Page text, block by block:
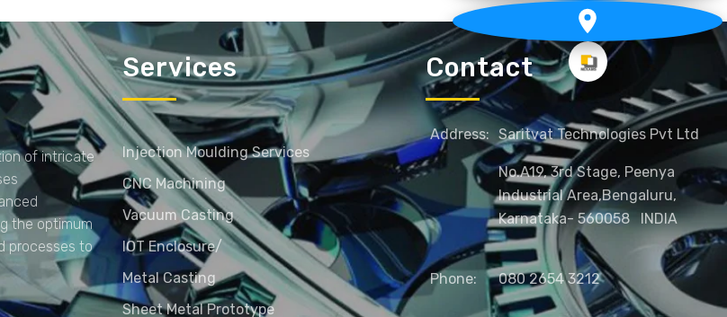
of intricate
the optimum
processes to
Services
Injection Moulding Services
CNC Machining
Vacuum Casting
IOT Enclosure/
Metal Casting
Sheet Metal Prototype
Contact
Address: Saritvat Technologies Pvt Ltd
No.A19, 3rd Stage, Peenya
Industrial Area,Bengaluru,
Karnataka- 560058 INDIA
Phone: 080 2654 3212